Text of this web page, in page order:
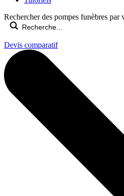
Rechercher des pompes funèbres par
Devis comparatif